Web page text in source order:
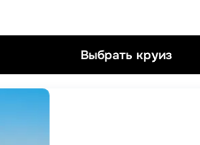
Выбрать круиз